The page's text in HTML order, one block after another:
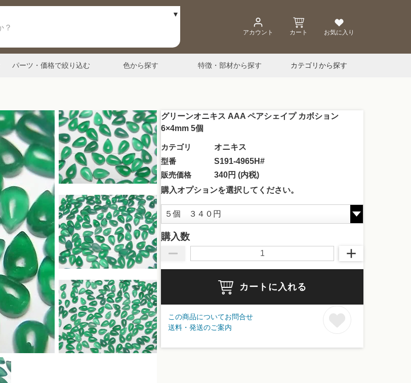
アカウント カート お気に入り
パーツ・価格で絞り込む 色から探す 特徴・部材から探す カテゴリから探す
グリーンオニキス AAA ペアシェイプ カボション
6×4mm 5個
カテゴリ
オニキス
型番
S191-4965H#
販売価格
340円 (内税)
購入オプションを選択してください。
購入数
カートに入れる
この商品についてお問合せ
送料・発送のご案内